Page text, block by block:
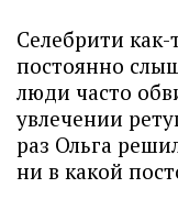
Селебрити как-
постоянно
люди часто
увлечении
раз Ольга
ни в какой